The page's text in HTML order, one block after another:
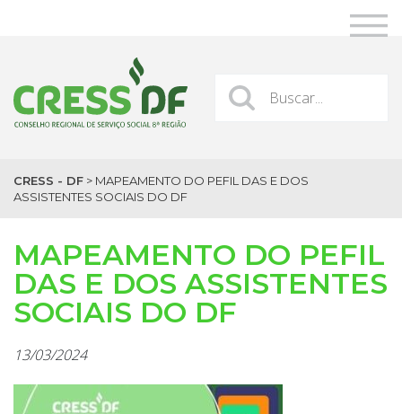
CRESS - DF > MAPEAMENTO DO PEFIL DAS E DOS
ASSISTENTES SOCIAIS DO DF
MAPEAMENTO DO PEFIL
DAS E DOS ASSISTENTES
SOCIAIS DO DF
13/03/2024